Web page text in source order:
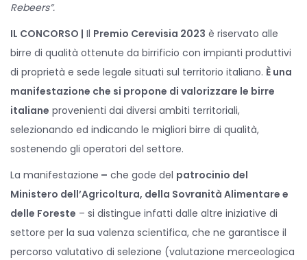
Rebeers”.
IL CONCORSO | Il Premio Cerevisia 2023 è riservato alle
birre di qualità ottenute da birrificio con impianti produttivi
di proprietà e sede legale situati sul territorio italiano. È una
manifestazione che si propone di valorizzare le birre
italiane provenienti dai diversi ambiti territoriali,
selezionando ed indicando le migliori birre di qualità,
sostenendo gli operatori del settore.
La manifestazione – che gode del patrocinio del
Ministero dell’Agricoltura, della Sovranità Alimentare e
delle Foreste – si distingue infatti dalle altre iniziative di
settore per la sua valenza scientifica, che ne garantisce il
percorso valutativo di selezione (valutazione merceologica